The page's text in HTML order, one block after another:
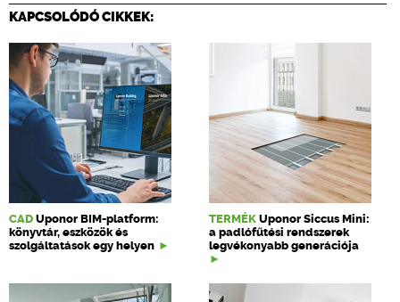
KAPCSOLÓDÓ CIKKEK:
CAD Uponor BIM-platform:
könyvtár, eszközök és
szolgáltatások egy helyen
TERMÉK Uponor Siccus Mini:
a padlófűtési rendszerek
legvékonyabb generációja